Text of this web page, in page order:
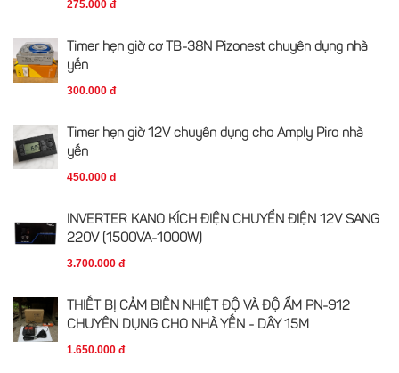
275.000 đ
Timer hẹn giờ cơ TB-38N Pizonest chuyên dụng nhà
yến
300.000 đ
Timer hẹn giờ 12V chuyên dụng cho Amply Piro nhà
yến
450.000 đ
INVERTER KANO KÍCH ĐIỆN CHUYỂN ĐIỆN 12V SANG
220V (1500VA-1000W)
3.700.000 đ
THIẾT BỊ CẢM BIẾN NHIỆT ĐỘ VÀ ĐỘ ẨM PN-912
CHUYÊN DỤNG CHO NHÀ YẾN - DÂY 15M
1.650.000 đ